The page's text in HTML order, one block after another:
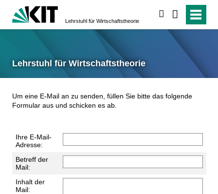
Lehrstuhl für Wirtschaftstheorie
Lehrstuhl für Wirtschaftstheorie
Um eine E-Mail an zu senden, füllen Sie bitte das folgende
Formular aus und schicken es ab.
Ihre E-Mail-
Adresse:
Betreff der
Mail:
Inhalt der
Mail: